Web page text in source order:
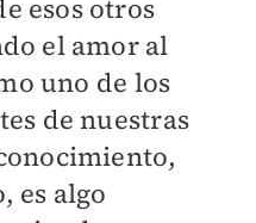
esos otros
el amor al
uno de los
de nuestras
es algo